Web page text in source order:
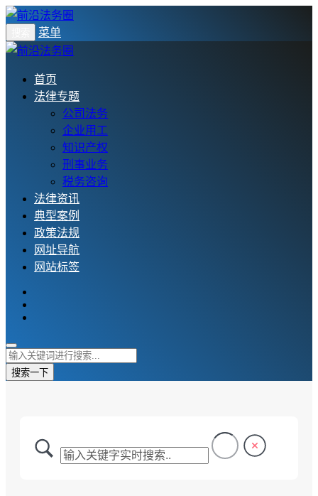
菜单
首页
法律专题
公司法务
企业用工
知识产权
刑事业务
税务咨询
法律资讯
典型案例
政策法规
网址导航
网站标签
搜索一下